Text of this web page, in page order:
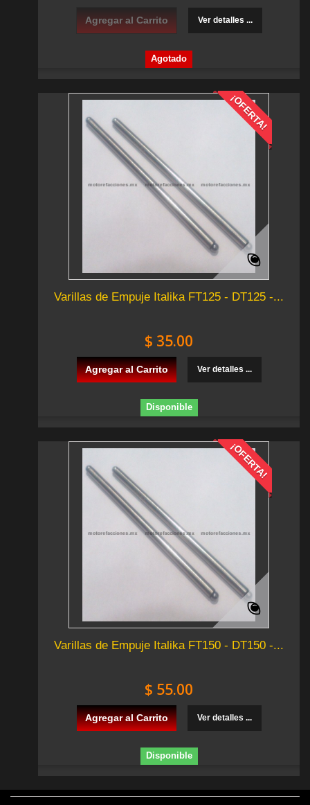
Agregar al Carrito Ver detalles ...
Agotado
¡OFERTA!
Varillas de Empuje Italika FT125 - DT125 -...
$ 35.00
Agregar al Carrito Ver detalles ...
Disponible
¡OFERTA!
Varillas de Empuje Italika FT150 - DT150 -...
$ 55.00
Agregar al Carrito Ver detalles ...
Disponible